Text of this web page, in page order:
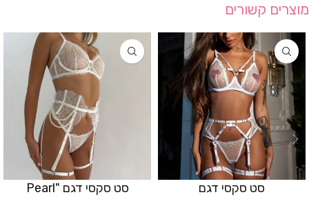
מוצרים קשורים
סט סקסי דגם
סט סקסי דגם "Pearl